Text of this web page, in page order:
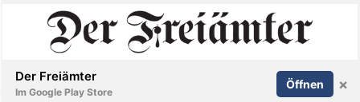
Inserieren Abonnieren Anmelden
Der Freiämter
Im Google Play Store
Öffnen ×